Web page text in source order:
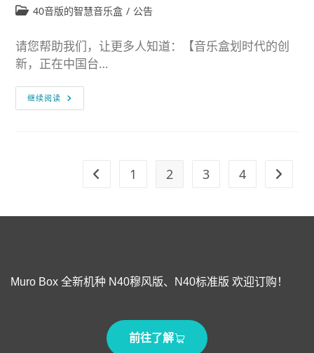
40音版的智慧音乐盒 / 公告
请您帮助我们，让更多人知道：【音乐盒划时代的创
新，正在中国台…
继续阅读
1 2 3 4
Muro Box 全新机种 N40穆风版、N40标准版 欢迎订购！
前往了解